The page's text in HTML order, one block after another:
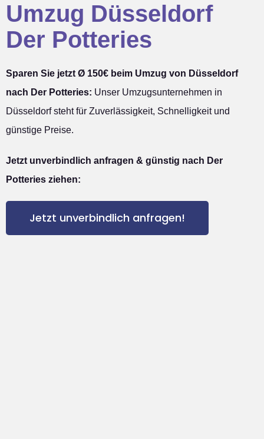
Umzug Düsseldorf
Der Potteries
Sparen Sie jetzt Ø 150€ beim Umzug von Düsseldorf
nach Der Potteries: Unser Umzugsunternehmen in
Düsseldorf steht für Zuverlässigkeit, Schnelligkeit und
günstige Preise.
Jetzt unverbindlich anfragen & günstig nach Der
Potteries ziehen:
Jetzt unverbindlich anfragen!